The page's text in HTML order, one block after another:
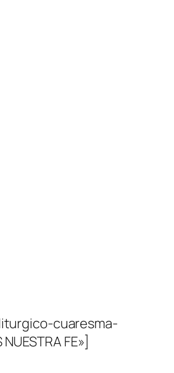
cuaresma-
FE»]